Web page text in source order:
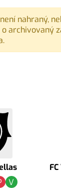
nahraný,
archivovaný
V